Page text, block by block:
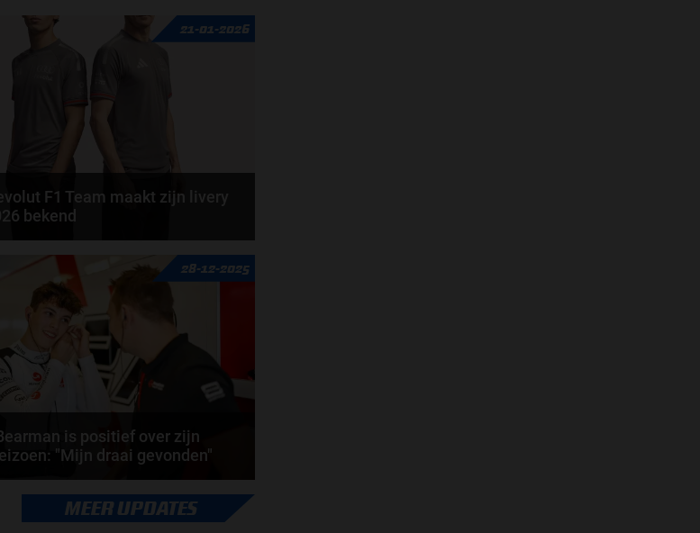
21-01-2026
F1 Team maakt zijn livery
bekend
zijn meerdere teams bezig met de
van hun auto voor het 2026-seizoen. Zo...
Grand Prix Radio
28-12-2025
is positief over zijn
"Mijn draai gevonden"
in 2025 een flink aantal rookies. Eén
Haas-coureur Oliver Bearman. Dit
MEER UPDATES